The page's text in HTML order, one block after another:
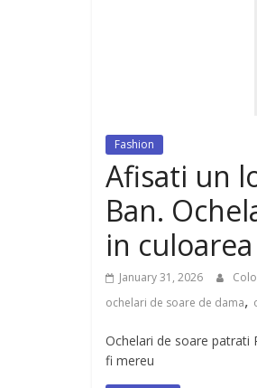
dispozitiv
Fashion
Afisati un
Ban.
in
January 31, 2026
ochelari de soare de dama,
Ochelari de soare patrati
fi mereu